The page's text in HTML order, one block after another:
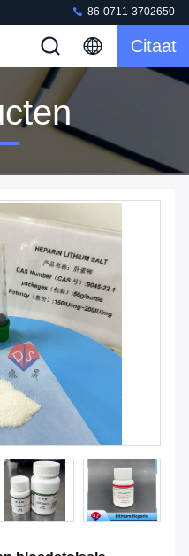
86-0711-3702650
Citaat